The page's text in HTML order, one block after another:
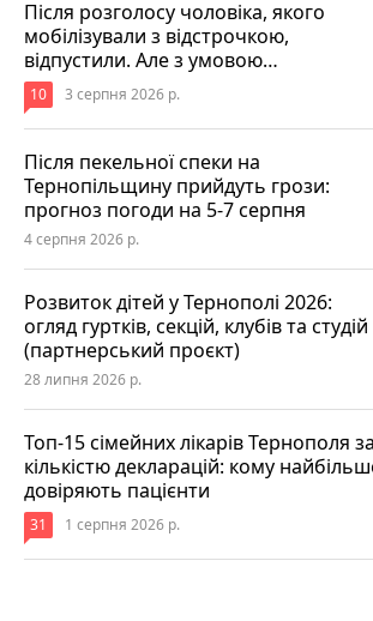
Після розголосу чоловіка, якого
мобілізували з відстрочкою,
відпустили. Але з умовою…
10 3 серпня 2026 р.
Після пекельної спеки на
Тернопільщину прийдуть грози:
прогноз погоди на 5-7 серпня
4 серпня 2026 р.
Розвиток дітей у Тернополі 2026:
огляд гуртків, секцій, клубів та студій
(партнерський проєкт)
28 липня 2026 р.
Топ-15 сімейних лікарів Тернополя за
кількістю декларацій: кому
довіряють пацієнти
31 1 серпня 2026 р.